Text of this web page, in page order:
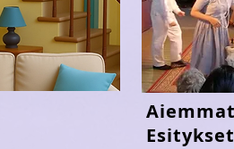
Esitykset